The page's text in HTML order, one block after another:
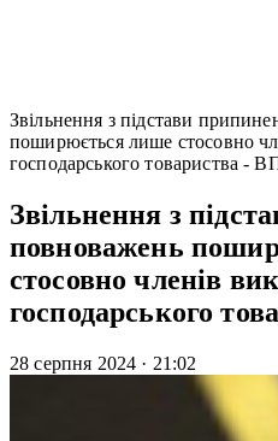
Звільнення з підстави
поширюється лише стосовно
господарського товариства -
Звільнення з
повноважень
стосовно членів
господарського
28 серпня 2024 · 21:02